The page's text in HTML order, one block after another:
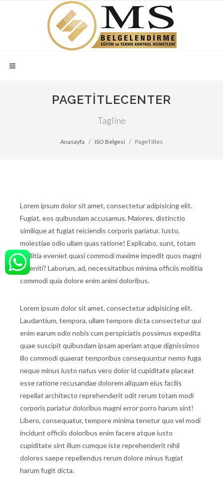
PAGETITLECENTER
Tagline
Anasayfa ISO Belgesi PageTitles
Lorem ipsum dolor sit amet, consectetur adipisicing elit.
Fugiat, eos quibusdam accusamus. Maiores, distinctio
similique at fugiat reiciendis corporis pariatur. Iusto,
molestiae odio ullam quas ratione! Explicabo, sunt, totam
mollitia eveniet quasi commodi maxime impedit quos magni
deleniti? Laborum, ad, necessitatibus minima officiis mollitia
commodi quia dolore enim animi doloribus.
Lorem ipsum dolor sit amet, consectetur adipisicing elit.
Laudantium, tempora, ullam tempore dicta consectetur qui
enim earum odio nobis cum perspiciatis possimus expedita
quae suscipit quibusdam ipsam aperiam atque dignissimos
illo commodi quaerat temporibus consequuntur nemo fuga
neque minus iusto natus vero dolor id cupiditate placeat
esse ratione recusandae dolorem aliquam eius facilis
repellat architecto reprehenderit odit rerum totam modi
corporis pariatur doloribus magni error porro harum sint!
Libero, consequatur, tempore minima tenetur quo vel modi
incidunt officiis doloribus enim facere atque iusto
cupiditate sint illum cumque iste reprehenderit nihil
dolores saepe repellendus rerum dolore minus fugiat
harum fugit dicta.